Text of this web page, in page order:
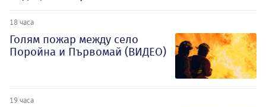
18 часа
Голям пожар между село
Поройна и Първомай (ВИДЕО)
19 часа